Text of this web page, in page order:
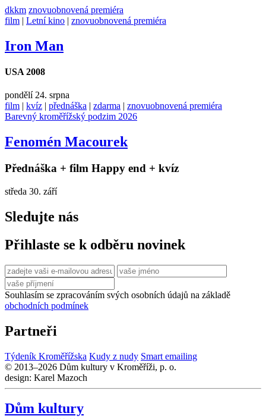
dkkm znovuobnovená premiéra
film | Letní kino | znovuobnovená premiéra
Iron Man
USA 2008
pondělí 24. srpna
film | kvíz | přednáška | zdarma | znovuobnovená premiéra
Barevný kroměřížský podzim 2026
Fenomén Macourek
Přednáška + film Happy end + kvíz
středa 30. září
Sledujte nás
Přihlaste se k odběru novinek
Souhlasím se zpracováním svých osobních údajů na základě
obchodních podmínek
Partneři
Týdeník Kroměřížska Kudy z nudy Smart emailing
© 2013–2026 Dům kultury v Kroměříži, p. o.
design: Karel Mazoch
Dům kultury